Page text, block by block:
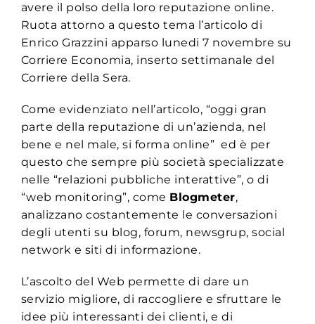
avere il polso della loro reputazione online.
Ruota attorno a questo tema l’articolo di
Enrico Grazzini apparso lunedi 7 novembre su
Corriere Economia, inserto settimanale del
Corriere della Sera.
Come evidenziato nell’articolo, “oggi gran
parte della reputazione di un’azienda, nel
bene e nel male, si forma online” ed è per
questo che sempre più società specializzate
nelle “relazioni pubbliche interattive”, o di
“web monitoring”, come Blogmeter,
analizzano costantemente le conversazioni
degli utenti su blog, forum, newsgrup, social
network e siti di informazione.
L’ascolto del Web permette di dare un
servizio migliore, di raccogliere e sfruttare le
idee più interessanti dei clienti, e di